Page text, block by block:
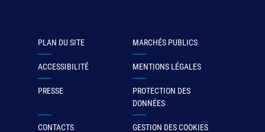
PLAN DU SITE MARCHÉS PUBLICS
ACCESSIBILITÉ MENTIONS LÉGALES
PRESSE
PROTECTION DES
DONNÉES
CONTACTS GESTION DES COOKIES